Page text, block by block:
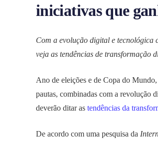
iniciativas que
Com a evolução digital e tecnológica
veja as tendências de transformação
Ano de eleições e de Copa do
pautas, combinadas com a revolução
deverão ditar as tendências da
De acordo com uma pesquisa da